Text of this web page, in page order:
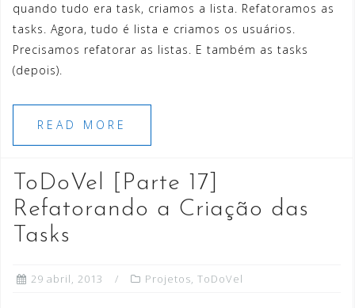
quando tudo era task, criamos a lista. Refatoramos as
tasks. Agora, tudo é lista e criamos os usuários.
Precisamos refatorar as listas. E também as tasks
(depois).
READ MORE
ToDoVel [Parte 17]
Refatorando a Criação das
Tasks
29 abril, 2013 Projetos, ToDoVel